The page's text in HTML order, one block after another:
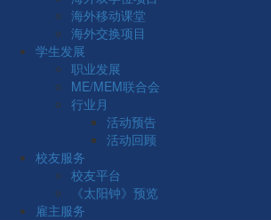
海外移动课堂
海外交换项目
学生发展
职业发展
ME/MEM联合会
行业月
活动预告
活动回顾
校友服务
校友平台
《太阳钟》预览
雇主服务
各位考生：
我院已通过学校研究生招生系统发布全日
专业学位研究生复试成绩、录取总成绩及排
考生可登录系统查看。
成绩查询网址：
https://yanzhao.scut.edu.cn/Open/Master/
一、成绩复核